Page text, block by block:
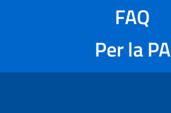
FAQ
Per la PA